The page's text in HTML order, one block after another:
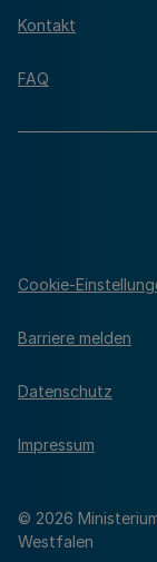
Kontakt
FAQ
© 2026
Westfalen
Cookie-
Barriere melden
Datenschutz
Impressum